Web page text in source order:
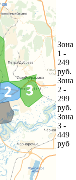
Зона
1 -
249
руб.
Зона
2 -
299
руб.
Зона
3 -
449
руб